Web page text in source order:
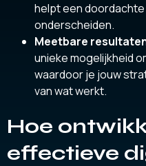
helpt een
onderscheiden.
Meetbare
unieke mogelijkheid
waardoor je jouw
van wat werkt.
Hoe
effectieve